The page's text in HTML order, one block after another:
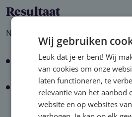
Resultaat
Na het volgen van deze training:
Ken je de cao op hoofdlijnen
welke kaders jij als
Ben je in staat om vragen uit
te beantwoorden.
Wij gebruiken
Leuk dat je er bent! Wij
van cookies om onze
laten functioneren, te
relevantie van het aanbod
website en op websites